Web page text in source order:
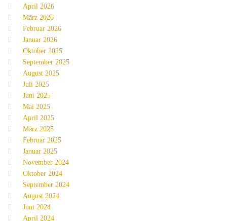
April 2026
März 2026
Februar 2026
Januar 2026
Oktober 2025
September 2025
August 2025
Juli 2025
Juni 2025
Mai 2025
April 2025
März 2025
Februar 2025
Januar 2025
November 2024
Oktober 2024
September 2024
August 2024
Juni 2024
April 2024